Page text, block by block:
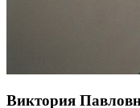
Виктория